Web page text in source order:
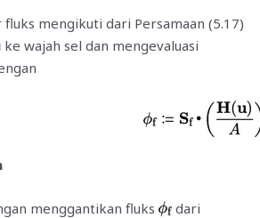
mengikuti dari Persamaan (5.17)
ke wajah sel dan mengevaluasi
menggantikan fluks
dari